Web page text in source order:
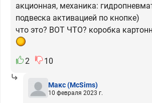
акционная, механика:
подвеска активацией по кнопке)
что это? ВОТ ЧТО? коробка
2 10
Макс(McSims)
10 февраля 2023 г.